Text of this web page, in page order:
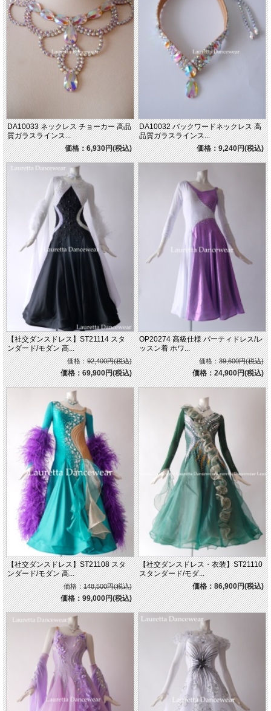
DA10033 ネックレス チョーカー 高品
質ガラスラインス...
価格：6,930円(税込)
DA10032 バックワードネックレス 高
品質ガラスラインス...
価格：9,240円(税込)
【社交ダンスドレス】ST21114 スタ
ンダード/モダン 高...
価格：92,400円(税込)
価格：69,900円(税込)
OP20274 高級仕様 パーティドレス/レ
ッスン着 ホワ...
価格：39,600円(税込)
価格：24,900円(税込)
【社交ダンスドレス】ST21108 スタ
ンダード/モダン 高...
価格：148,500円(税込)
価格：99,000円(税込)
【社交ダンスドレス・衣装】ST21110
スタンダード/モダ...
価格：86,900円(税込)